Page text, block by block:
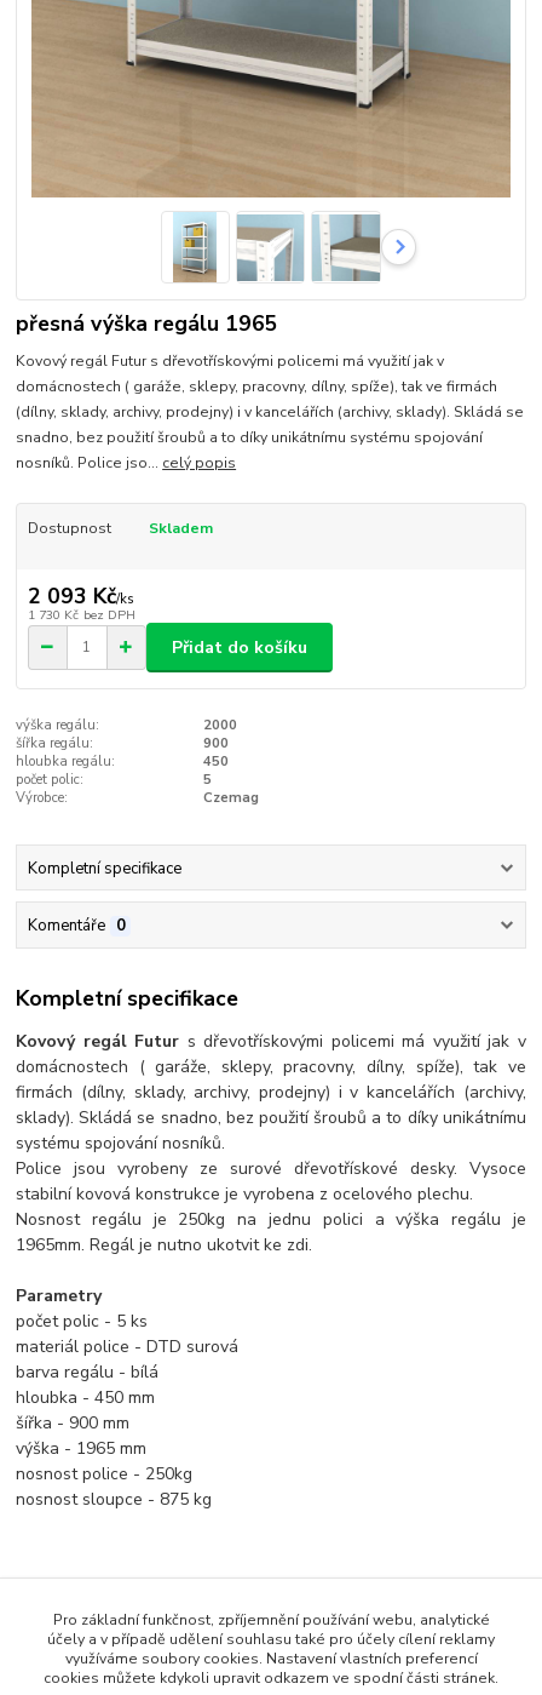
přesná výška regálu 1965
Kovový regál Futur s dřevotřískovými policemi má využití jak v
domácnostech ( garáže, sklepy, pracovny, dílny, spíže), tak ve firmách
(dílny, sklady, archivy, prodejny) i v kancelářích (archivy, sklady). Skládá se
snadno, bez použití šroubů a to díky unikátnímu systému spojování
nosníků. Police jso... celý popis
Dostupnost Skladem
2 093 Kč/ks
1 730 Kč bez DPH
Přidat do košíku
výška regálu:
2000
šířka regálu:
900
hloubka regálu:
450
počet polic:
5
Výrobce:
Czemag
Kompletní specifikace
Komentáře 0
Kompletní specifikace
Kovový regál Futur s dřevotřískovými policemi má využití jak v
domácnostech ( garáže, sklepy, pracovny, dílny, spíže), tak ve
firmách (dílny, sklady, archivy, prodejny) i v kancelářích (archivy,
sklady). Skládá se snadno, bez použití šroubů a to díky unikátnímu
systému spojování nosníků.
Police jsou vyrobeny ze surové dřevotřískové desky. Vysoce
stabilní kovová konstrukce je vyrobena z ocelového plechu.
Nosnost regálu je 250kg na jednu polici a výška regálu je
1965mm. Regál je nutno ukotvit ke zdi.
Parametry
počet polic - 5 ks
materiál police - DTD surová
barva regálu - bílá
hloubka - 450 mm
šířka - 900 mm
výška - 1965 mm
nosnost police - 250kg
nosnost sloupce - 875 kg
Komentáře 0
Zatím nikdo komentář nepřidal. Buďte první.
Pro základní funkčnost, zpříjemnění používání webu, analytické
účely a v případě udělení souhlasu také pro účely cílení reklamy
využíváme soubory cookies. Nastavení vlastních preferencí
cookies můžete kdykoli upravit odkazem ve spodní části stránek.